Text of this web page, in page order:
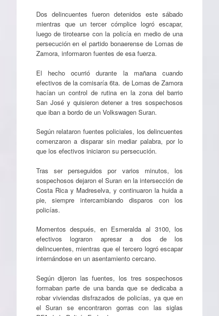
Dos delincuentes fueron detenidos este sábado
mientras que un tercer cómplice logró escapar,
luego de tirotearse con la policía en medio de una
persecución en el partido bonaerense de Lomas de
Zamora, informaron fuentes de esa fuerza.
El hecho ocurrió durante la mañana cuando
efectivos de la comisaría 6ta. de Lomas de Zamora
hacían un control de rutina en la zona del barrio
San José y quisieron detener a tres sospechosos
que iban a bordo de un Volkswagen Suran.
Según relataron fuentes policiales, los delincuentes
comenzaron a disparar sin mediar palabra, por lo
que los efectivos iniciaron su persecución.
Tras ser perseguidos por varios minutos, los
sospechosos dejaron el Suran en la intersección de
Costa Rica y Madreselva, y continuaron la huida a
pie, siempre intercambiando disparos con los
policías.
Momentos después, en Esmeralda al 3100, los
efectivos lograron apresar a dos de los
delincuentes, mientras que el tercero logró escapar
internándose en un asentamiento cercano.
Según dijeron las fuentes, los tres sospechosos
formaban parte de una banda que se dedicaba a
robar viviendas disfrazados de policías, ya que en
el Suran se encontraron gorras con las siglas